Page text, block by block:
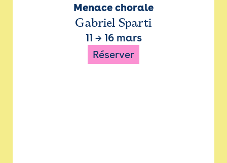
Menace chorale
Gabriel Sparti
11 → 16 mars
Réserver